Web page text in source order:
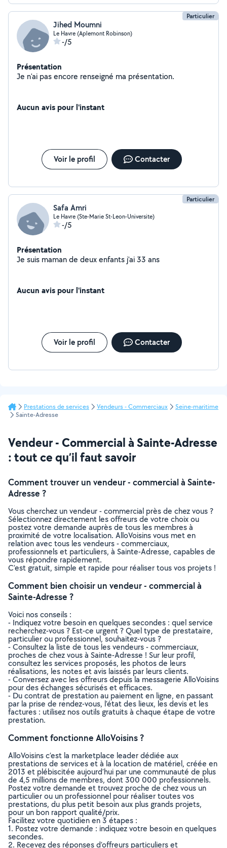
Particulier
Jihed Moumni
Le Havre (Aplemont Robinson)
-/5
Présentation
Je n'ai pas encore renseigné ma présentation.
Aucun avis pour l'instant
Voir le profil Contacter
Particulier
Safa Amri
Le Havre (Ste-Marie St-Leon-Universite)
-/5
Présentation
Je suis maman de deux enfants j'ai 33 ans
Aucun avis pour l'instant
Voir le profil Contacter
Prestations de services Vendeurs - Commerciaux
Seine-maritime
Sainte-Adresse
Vendeur - Commercial à Sainte-Adresse
: tout ce qu’il faut savoir
Comment trouver un vendeur - commercial à Sainte-
Adresse ?
Vous cherchez un vendeur - commercial près de chez vous ?
Sélectionnez directement les offreurs de votre choix ou
postez votre demande auprès de tous les membres à
proximité de votre localisation. AlloVoisins vous met en
relation avec tous les vendeurs - commerciaux,
professionnels et particuliers, à Sainte-Adresse, capables de
vous répondre rapidement.
C’est gratuit, simple et rapide pour réaliser tous vos projets !
Comment bien choisir un vendeur - commercial à
Sainte-Adresse ?
Voici nos conseils :
- Indiquez votre besoin en quelques secondes : quel service
recherchez-vous ? Est-ce urgent ? Quel type de prestataire,
particulier ou professionnel, souhaitez-vous ?
- Consultez la liste de tous les vendeurs - commerciaux,
proches de chez vous à Sainte-Adresse ! Sur leur profil,
consultez les services proposés, les photos de leurs
réalisations, les notes et avis laissés par leurs clients.
- Conversez avec les offreurs depuis la messagerie AlloVoisins
pour des échanges sécurisés et efficaces.
- Du contrat de prestation au paiement en ligne, en passant
par la prise de rendez-vous, l’état des lieux, les devis et les
factures : utilisez nos outils gratuits à chaque étape de votre
prestation.
Comment fonctionne AlloVoisins ?
AlloVoisins c’est la marketplace leader dédiée aux
prestations de services et à la location de matériel, créée en
2013 et plébiscitée aujourd’hui par une communauté de plus
de 4,5 millions de membres, dont 300 000 professionnels.
Postez votre demande et trouvez proche de chez vous un
particulier ou un professionnel pour réaliser toutes vos
prestations, du plus petit besoin aux plus grands projets,
pour un bon rapport qualité/prix.
Facilitez votre quotidien en 3 étapes :
1. Postez votre demande : indiquez votre besoin en quelques
secondes.
2. Recevez des réponses d’offreurs particuliers et